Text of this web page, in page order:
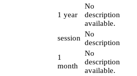
1 year
No
description
available.
session No
description
1
month
No
description
available.